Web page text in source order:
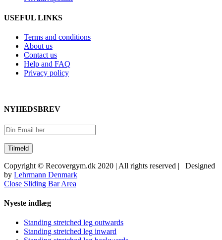
USEFUL LINKS
Terms and conditions
About us
Contact us
Help and FAQ
Privacy policy
NYHEDSBREV
Copyright © Recovergym.dk 2020 | All rights reserved | Designed
by Lehrmann Denmark
Close Sliding Bar Area
Nyeste indlæg
Standing stretched leg outwards
Standing stretched leg inward